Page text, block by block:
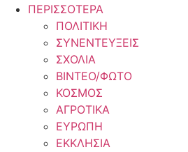
ΠΕΡΙΣΣΟΤΕΡΑ
ΠΟΛΙΤΙΚΗ
ΣΥΝΕΝΤΕΥΞΕΙΣ
ΣΧΟΛΙΑ
ΒΙΝΤΕΟ/ΦΩΤΟ
ΚΟΣΜΟΣ
ΑΓΡΟΤΙΚΑ
ΕΥΡΩΠΗ
ΕΚΚΛΗΣΙΑ